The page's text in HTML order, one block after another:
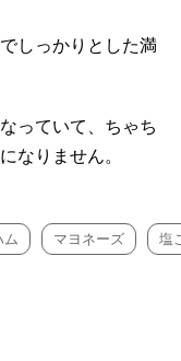
しっかりとした満
っていて、ちゃち
なりません。
ム マヨネーズ 塩